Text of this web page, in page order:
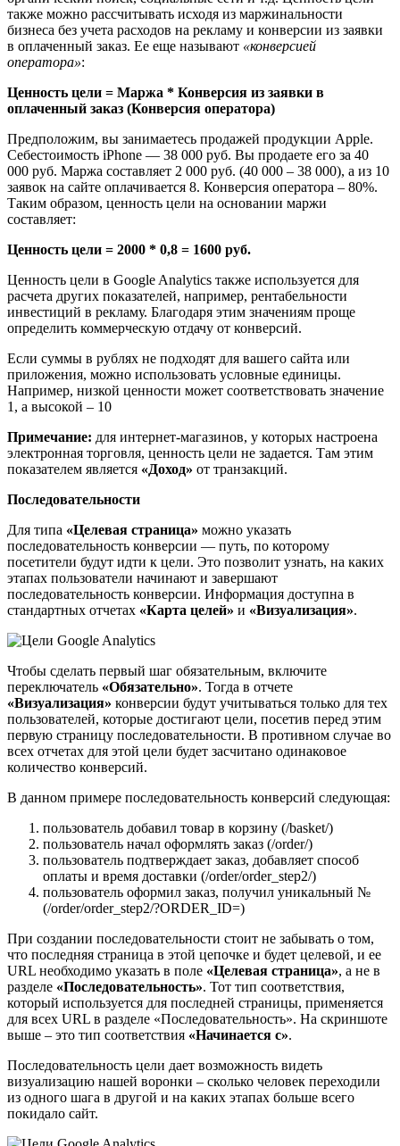
также можно рассчитывать исходя из маржинальности
бизнеса без учета расходов на рекламу и конверсии из заявки
в оплаченный заказ. Ее еще называют «конверсией
оператора»:
Ценность цели = Маржа * Конверсия из заявки в
оплаченный заказ (Конверсия оператора)
Предположим, вы занимаетесь продажей продукции Apple.
Себестоимость iPhone — 38 000 руб. Вы продаете его за 40
000 руб. Маржа составляет 2 000 руб. (40 000 – 38 000), а из 10
заявок на сайте оплачивается 8. Конверсия оператора – 80%.
Таким образом, ценность цели на основании маржи
составляет:
Ценность цели = 2000 * 0,8 = 1600 руб.
Ценность цели в Google Analytics также используется для
расчета других показателей, например, рентабельности
инвестиций в рекламу. Благодаря этим значениям проще
определить коммерческую отдачу от конверсий.
Если суммы в рублях не подходят для вашего сайта или
приложения, можно использовать условные единицы.
Например, низкой ценности может соответствовать значение
1, а высокой – 10
Примечание: для интернет-магазинов, у которых настроена
электронная торговля, ценность цели не задается. Там этим
показателем является «Доход» от транзакций.
Последовательности
Для типа «Целевая страница» можно указать
последовательность конверсии — путь, по которому
посетители будут идти к цели. Это позволит узнать, на каких
этапах пользователи начинают и завершают
последовательность конверсии. Информация доступна в
стандартных отчетах «Карта целей» и «Визуализация».
Чтобы сделать первый шаг обязательным, включите
переключатель «Обязательно». Тогда в отчете
«Визуализация» конверсии будут учитываться только для тех
пользователей, которые достигают цели, посетив перед этим
первую страницу последовательности. В противном случае во
всех отчетах для этой цели будет засчитано одинаковое
количество конверсий.
В данном примере последовательность конверсий следующая:
пользователь добавил товар в корзину (/basket/)
пользователь начал оформлять заказ (/order/)
пользователь подтверждает заказ, добавляет способ
оплаты и время доставки (/order/order_step2/)
пользователь оформил заказ, получил уникальный №
(/order/order_step2/?ORDER_ID=)
При создании последовательности стоит не забывать о том,
что последняя страница в этой цепочке и будет целевой, и ее
URL необходимо указать в поле «Целевая страница», а не в
разделе «Последовательность». Тот тип соответствия,
который используется для последней страницы, применяется
для всех URL в разделе «Последовательность». На скриншоте
выше – это тип соответствия «Начинается с».
Последовательность цели дает возможность видеть
визуализацию нашей воронки – сколько человек переходили
из одного шага в другой и на каких этапах больше всего
покидало сайт.